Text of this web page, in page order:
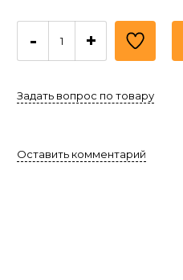
- +
Задать вопрос по товару
Оставить комментарий